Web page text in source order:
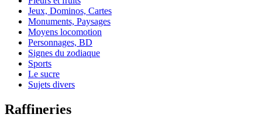
Jeux, Dominos, Cartes
Monuments, Paysages
Moyens locomotion
Personnages, BD
Signes du zodiaque
Sports
Le sucre
Sujets divers
Raffineries